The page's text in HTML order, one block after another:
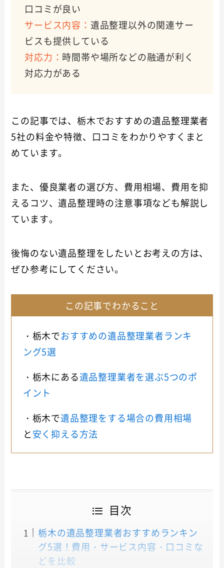
口コミが良い
サービス内容： 遺品整理以外の関連サー
ビスも提供している
対応力： 時間帯や場所などの融通が利く
対応力がある
この記事では、栃木でおすすめの遺品整理業者
5社の料金や特徴、口コミをわかりやすくまと
めています。
また、優良業者の選び方、費用相場、費用を抑
えるコツ、遺品整理時の注意事項なども解説し
ています。
後悔のない遺品整理をしたいとお考えの方は、
ぜひ参考にしてください。
この記事でわかること
・栃木でおすすめの遺品整理業者ランキ
ング5選
・栃木にある遺品整理業者を選ぶ5つのポ
イント
・栃木で遺品整理をする場合の費用相場
と安く抑える方法
目次
栃木の遺品整理業者おすすめランキン
グ5選！費用・サービス内容・口コミな
どを比較